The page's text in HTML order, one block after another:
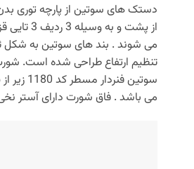
دستک های سوتین از پارچه توری
از پشت و به
می شوند . بند های سوتین به شکل
تنظیم ارتفاع طراحی شده است.
سوتین
می باشد . فاق شورت دارای آستر